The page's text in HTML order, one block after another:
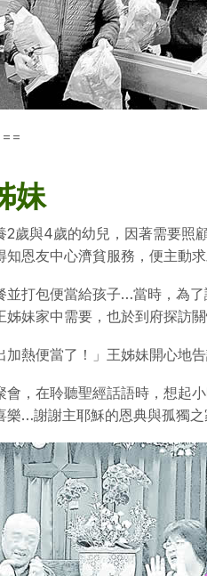
妹
2歲與4歲的幼兒，因著需要照
知恩友中心濟貧服務，便主動
並打包便當給孩子…當時，為
姊妹家中需要，也於到府探訪
加熱便當了！」王姊妹開心地告
會，在聆聽聖經話語時，想起
樂…謝謝主耶穌的恩典與孤獨之